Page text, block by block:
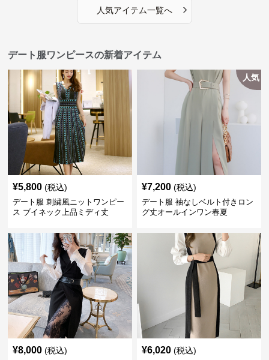
人気アイテム一覧へ ›
デート服ワンピースの新着アイテム
¥5,800 (税込)
デート服 刺繍風ニットワンピー
ス ブイネック上品ミディ丈
人気
¥7,200 (税込)
デート服 袖なしベルト付きロン
グ丈オールインワン春夏
¥8,000 (税込) ¥6,020 (税込)